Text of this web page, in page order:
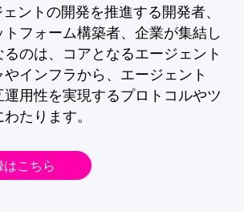
ントの開発を推進する開発者、
フォーム構築者、企業が集結し
るのは、コアとなるエージェント
インフラから、エージェント
用性を実現するプロトコルやツ
たります。
こちら